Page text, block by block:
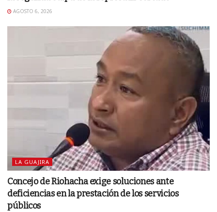
AGOSTO 6, 2026
LA GUAJIRA
Concejo de Riohacha exige soluciones ante
deficiencias en la prestación de los servicios
públicos